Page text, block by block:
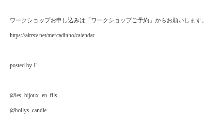
ワークショップお申し込みは「ワークショップご予約」からお願いします。
https://airrsv.net/mercadinho/calendar
posted by F
@les_bijoux_en_fils
@hollys_candle